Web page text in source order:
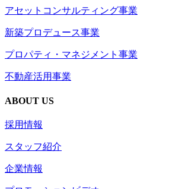
アセットコンサルティング事業
新築プロデュース事業
プロパティ・マネジメント事業
不動産活用事業
ABOUT US
採用情報
スタッフ紹介
企業情報